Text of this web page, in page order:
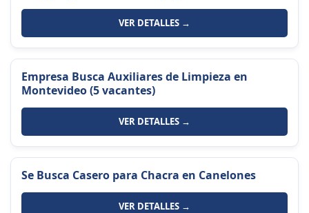
VER DETALLES →
Empresa Busca Auxiliares de Limpieza en
Montevideo (5 vacantes)
VER DETALLES →
Se Busca Casero para Chacra en Canelones
VER DETALLES →